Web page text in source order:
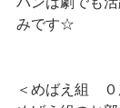
みです☆
＜めばえ組　